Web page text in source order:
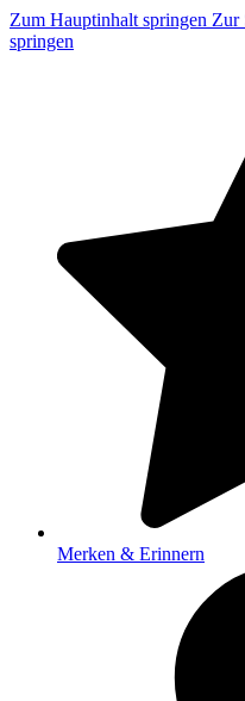
Zum Hauptinhalt springen Zur
springen
Merken & Erinnern